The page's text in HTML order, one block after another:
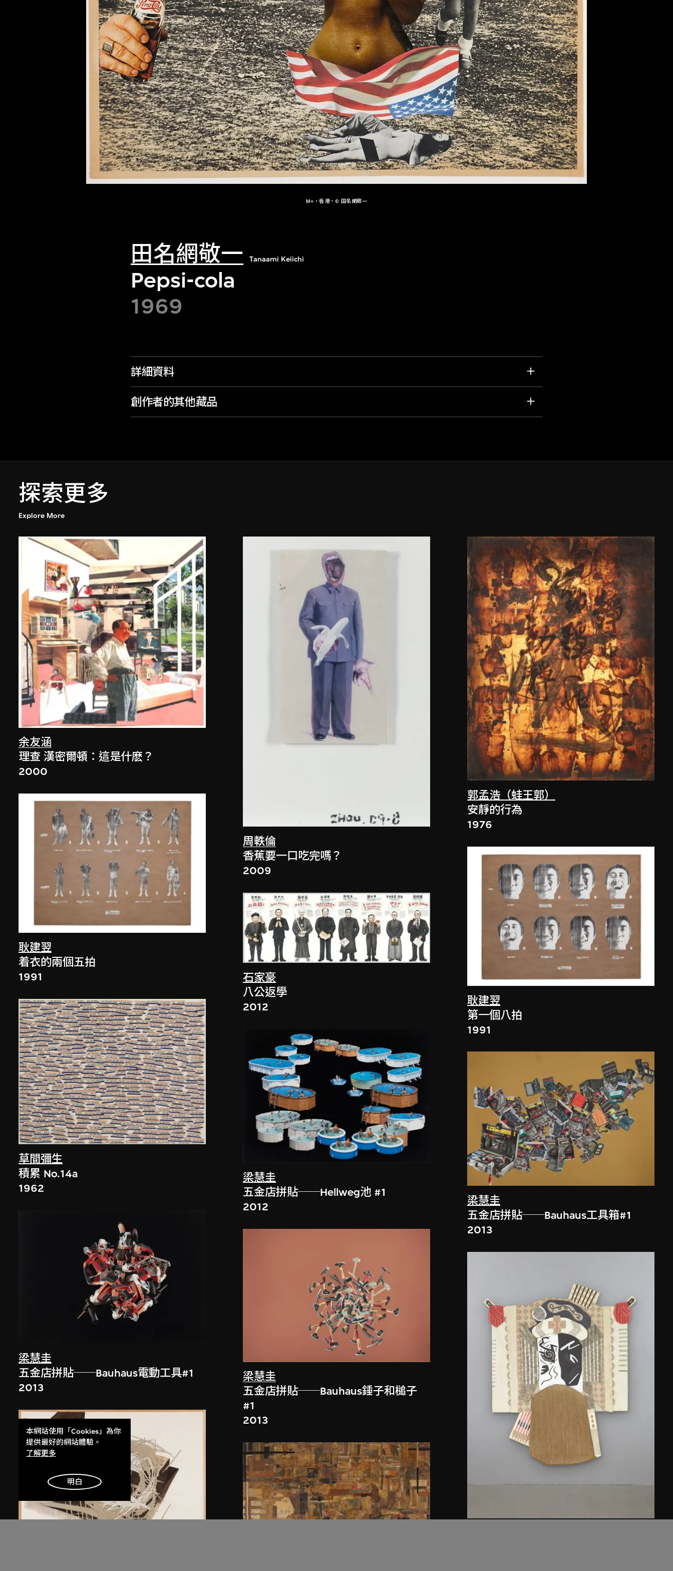
M+，香港，© 田名網敬一
田名網敬一 Tanaami Keiichi
Pepsi-cola
1969
詳細資料
創作者的其他藏品
探索更多
Explore More
余友涵
理查 漢密爾頓：這是什麽？
2000
耿建翌
着衣的兩個五拍
1991
草間彌生
積累 No.14a
1962
梁慧圭
五金店拼貼──Bauhaus電動工具#1
2013
周軼倫
香蕉要一口吃完嗎？
2009
石家豪
八公返學
2012
梁慧圭
五金店拼貼──Hellweg池 #1
2012
梁慧圭
五金店拼貼──Bauhaus錘子和槌子
#1
2013
郭孟浩（蛙王郭）
安靜的行為
1976
耿建翌
第一個八拍
1991
梁慧圭
五金店拼貼──Bauhaus工具箱#1
2013
本網站使用「Cookies」為你
提供最好的網站體驗。
了解更多
明白